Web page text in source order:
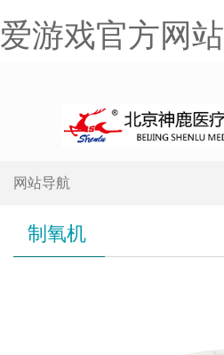
爱游戏官方网站
网站导航
制氧机